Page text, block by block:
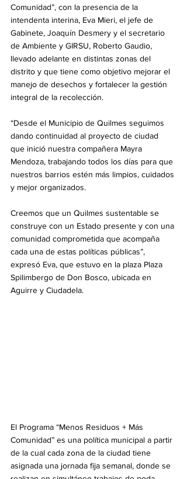
Comunidad”, con la presencia de la
intendenta interina, Eva Mieri, el jefe de
Gabinete, Joaquín Desmery y el secretario
de Ambiente y GIRSU, Roberto Gaudio,
llevado adelante en distintas zonas del
distrito y que tiene como objetivo mejorar el
manejo de desechos y fortalecer la gestión
integral de la recolección.
“Desde el Municipio de Quilmes seguimos
dando continuidad al proyecto de ciudad
que inició nuestra compañera Mayra
Mendoza, trabajando todos los días para que
nuestros barrios estén más limpios, cuidados
y mejor organizados.
Creemos que un Quilmes sustentable se
construye con un Estado presente y con una
comunidad comprometida que acompaña
cada una de estas políticas públicas”,
expresó Eva, que estuvo en la plaza Plaza
Spilimbergo de Don Bosco, ubicada en
Aguirre y Ciudadela.
El Programa “Menos Residuos + Más
Comunidad” es una política municipal a partir
de la cual cada zona de la ciudad tiene
asignada una jornada fija semanal, donde se